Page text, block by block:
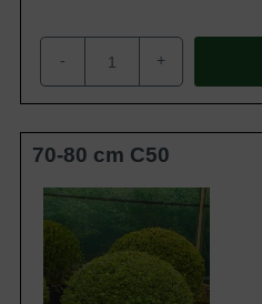
- +
70-80 cm C50